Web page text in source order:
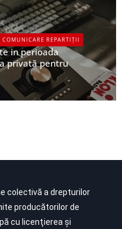
COMUNICARE REPARTIȚII
in perioada
privată pentru
colectivă a drepturilor
producătorilor de
cu licenţierea şi